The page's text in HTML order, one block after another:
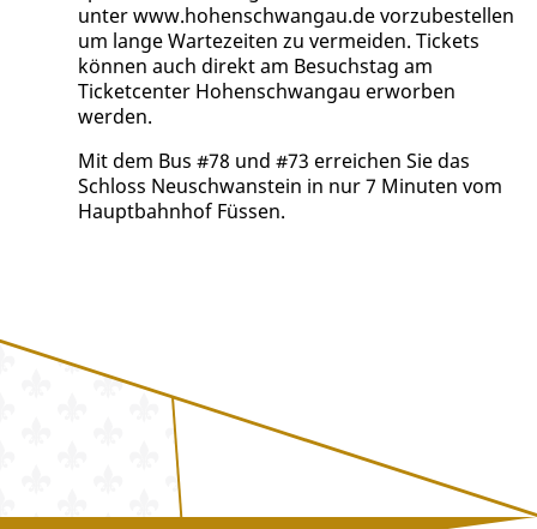
unter www.hohenschwangau.de vorzubestellen
um lange Wartezeiten zu vermeiden. Tickets
können auch direkt am Besuchstag am
Ticketcenter Hohenschwangau erworben
werden.
Mit dem Bus #78 und #73 erreichen Sie das
Schloss Neuschwanstein in nur 7 Minuten vom
Hauptbahnhof Füssen.